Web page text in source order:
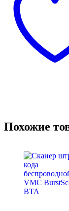
Похожие